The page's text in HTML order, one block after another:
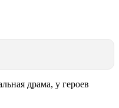
драма, у героев